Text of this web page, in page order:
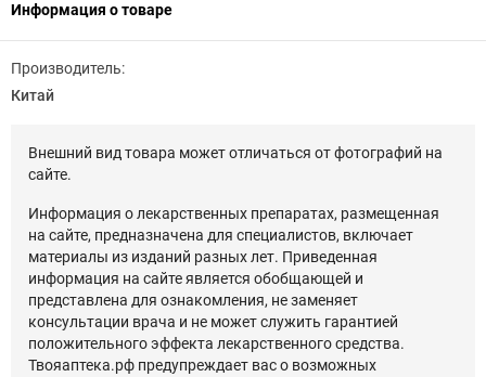
Информация о товаре
Производитель:
Китай
Внешний вид товара может отличаться от фотографий на
сайте.
Информация о лекарственных препаратах, размещенная
на сайте, предназначена для специалистов, включает
материалы из изданий разных лет. Приведенная
информация на сайте является обобщающей и
представлена для ознакомления, не заменяет
консультации врача и не может служить гарантией
положительного эффекта лекарственного средства.
Твояаптека.рф предупреждает вас о возможных